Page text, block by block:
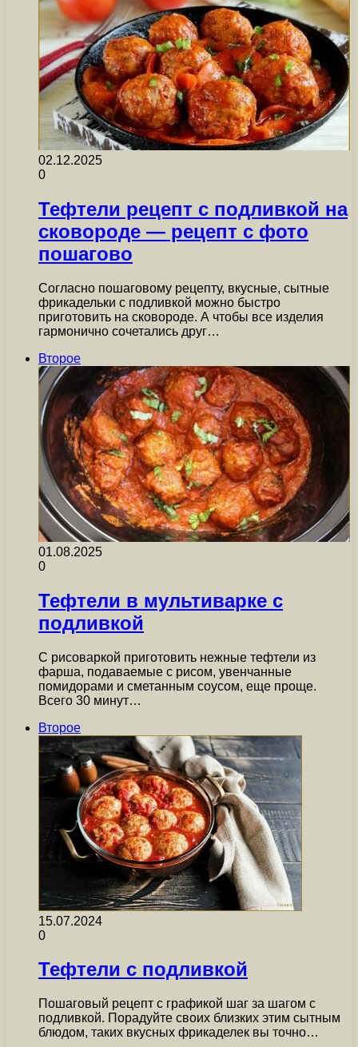
02.12.2025
0
Тефтели рецепт с подливкой на
сковороде — рецепт с фото
пошагово
Согласно пошаговому рецепту, вкусные, сытные
фрикадельки с подливкой можно быстро
приготовить на сковороде. А чтобы все изделия
гармонично сочетались друг…
Второе
01.08.2025
0
Тефтели в мультиварке с
подливкой
С рисоваркой приготовить нежные тефтели из
фарша, подаваемые с рисом, увенчанные
помидорами и сметанным соусом, еще проще.
Всего 30 минут…
Второе
15.07.2024
0
Тефтели с подливкой
Пошаговый рецепт с графикой шаг за шагом с
подливкой. Порадуйте своих близких этим сытным
блюдом, таких вкусных фрикаделек вы точно…